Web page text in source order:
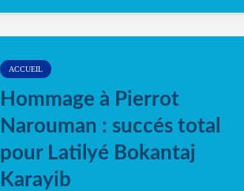
ACCUEIL
Hommage à Pierrot
Narouman : succés total
pour Latilyé Bokantaj
Karayib